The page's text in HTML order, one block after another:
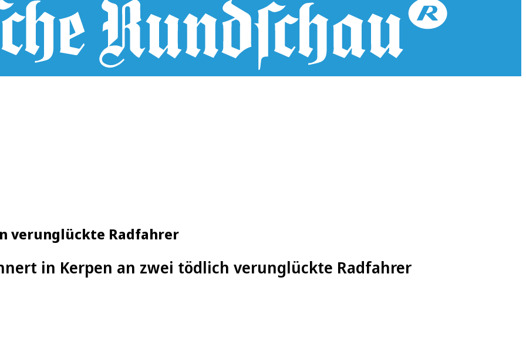
verunglückte Radfahrer
in Kerpen an zwei tödlich verunglückte Radfahrer